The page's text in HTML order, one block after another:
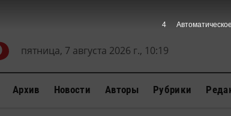
пятница, 7 августа 2026 г., 10:19
Архив Новости Авторы Рубрики
3